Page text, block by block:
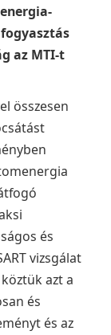
az MTI-t
összesen
és
vizsgálat
azt a
és
és az